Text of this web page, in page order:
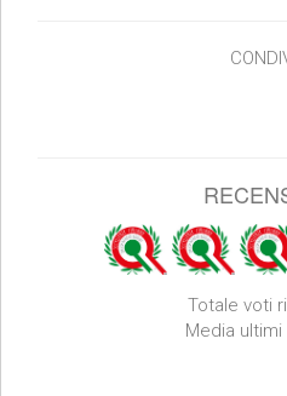
Totale voti
Media ultimi